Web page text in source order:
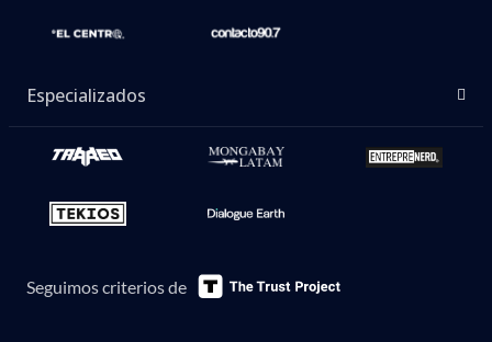
Especializados
Seguimos criterios de